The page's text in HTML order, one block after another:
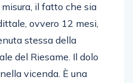
il fatto che sia
ovvero 12 mesi,
stessa della
del Riesame. Il dolo
vicenda. È una